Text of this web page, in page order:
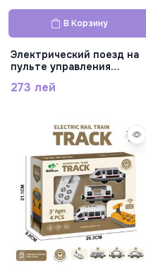
В Корзину
Электрический поезд на
пульте управления
273 лей